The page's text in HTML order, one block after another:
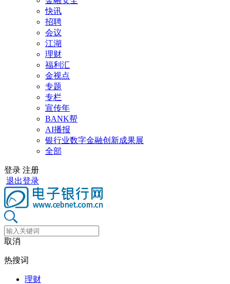
快讯
招聘
会议
江湖
理财
福利汇
金视点
专题
专栏
宣传年
BANK帮
AI播报
银行业数字金融创新成果展
全部
登录 注册
退出登录
取消
热搜词
理财